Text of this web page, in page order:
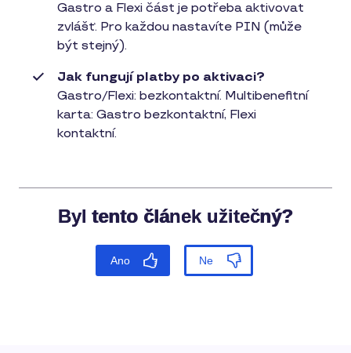
Gastro a Flexi část je potřeba aktivovat
zvlášť. Pro každou nastavíte PIN (může
být stejný).
Jak fungují platby po aktivaci?
Gastro/Flexi: bezkontaktní. Multibenefitní
karta: Gastro bezkontaktní, Flexi
kontaktní.